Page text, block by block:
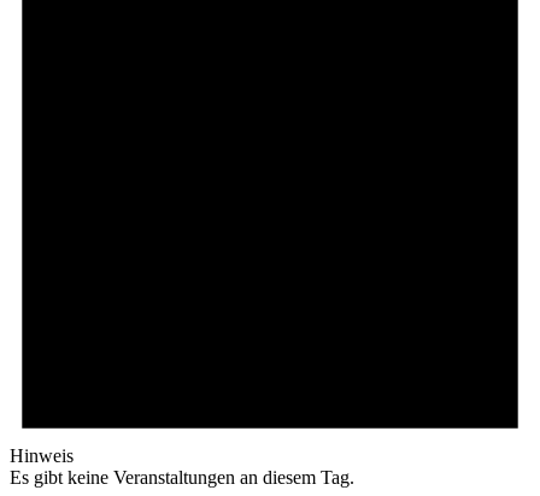
Hinweis
Es gibt keine Veranstaltungen an diesem Tag.